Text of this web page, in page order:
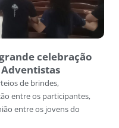
celebração
de brindes,
entre os participantes,
entre os jovens do